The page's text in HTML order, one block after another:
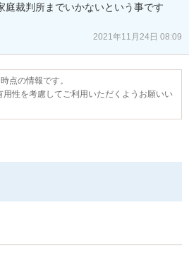
庭裁判所までいかないという事です
2021年11月24日 08:09
点の情報です。
用性を考慮してご利用いただくようお願いい